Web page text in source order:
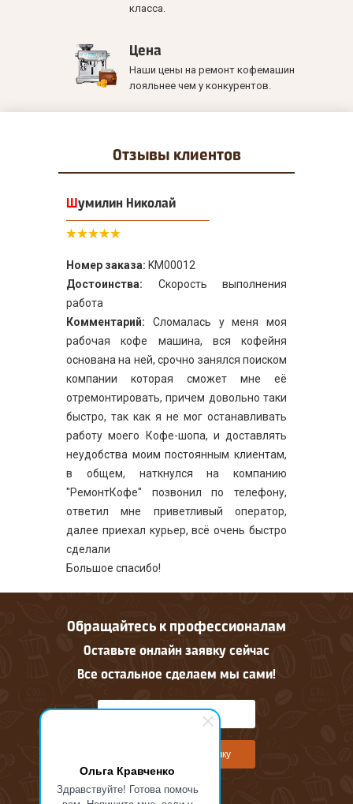
Ольга Кравченко
Здравствуйте! Готова помочь
класса.
Цена
Наши цены на ремонт кофемашин
лояльнее чем у конкурентов.
Отзывы клиентов
Шумилин Николай
Номер заказа: KM00012
Достоинства: Скорость выполнения
работа
Комментарий: Сломалась у меня моя
рабочая кофе машина, вся кофейня
основана на ней, срочно занялся поиском
компании которая сможет мне её
отремонтировать, причем довольно таки
быстро, так как я не мог останавливать
работу моего Кофе-шопа, и доставлять
неудобства моим постоянным клиентам,
в общем, наткнулся на компанию
"РемонтКофе" позвонил по телефону,
ответил мне приветливый оператор,
далее приехал курьер, всё очень быстро
сделали
Большое спасибо!
Обращайтесь к профессионалам
Оставьте онлайн заявку сейчас
Все остальное сделаем мы сами!
Оставить онлайн заявку